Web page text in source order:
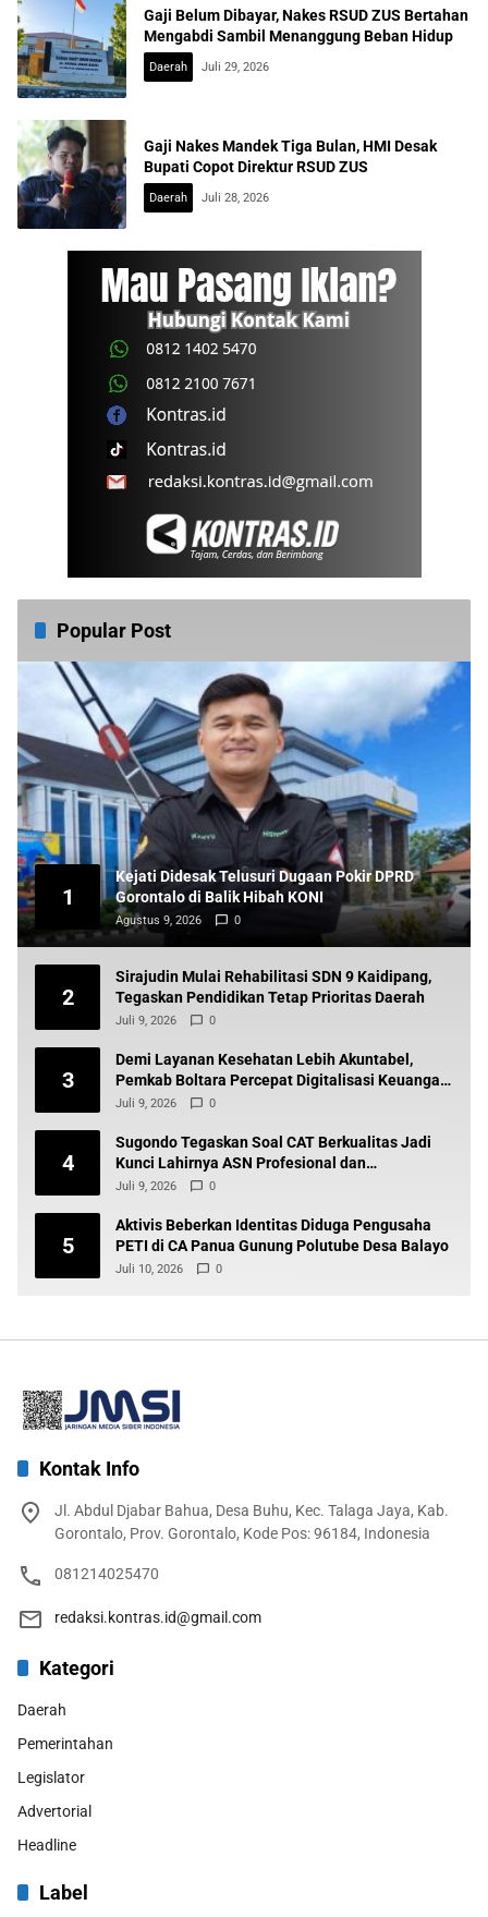
Gaji Belum Dibayar, Nakes RSUD ZUS Bertahan
Mengabdi Sambil Menanggung Beban Hidup
Daerah Juli 29, 2026
Gaji Nakes Mandek Tiga Bulan, HMI Desak
Bupati Copot Direktur RSUD ZUS
Daerah Juli 28, 2026
Popular Post
1
Kejati Didesak Telusuri Dugaan Pokir DPRD
Gorontalo di Balik Hibah KONI
Agustus 9, 2026 0
2
Sirajudin Mulai Rehabilitasi SDN 9 Kaidipang,
Tegaskan Pendidikan Tetap Prioritas Daerah
Juli 9, 2026 0
3
Demi Layanan Kesehatan Lebih Akuntabel,
Pemkab Boltara Percepat Digitalisasi Keuangan
BLUD
Juli 9, 2026 0
4
Sugondo Tegaskan Soal CAT Berkualitas Jadi
Kunci Lahirnya ASN Profesional dan
Berintegritas
Juli 9, 2026 0
5
Aktivis Beberkan Identitas Diduga Pengusaha
PETI di CA Panua Gunung Polutube Desa Balayo
Juli 10, 2026 0
Kontak Info
Jl. Abdul Djabar Bahua, Desa Buhu, Kec. Talaga Jaya, Kab.
Gorontalo, Prov. Gorontalo, Kode Pos: 96184, Indonesia
081214025470
redaksi.kontras.id@gmail.com
Kategori
Daerah
Pemerintahan
Legislator
Advertorial
Headline
Label